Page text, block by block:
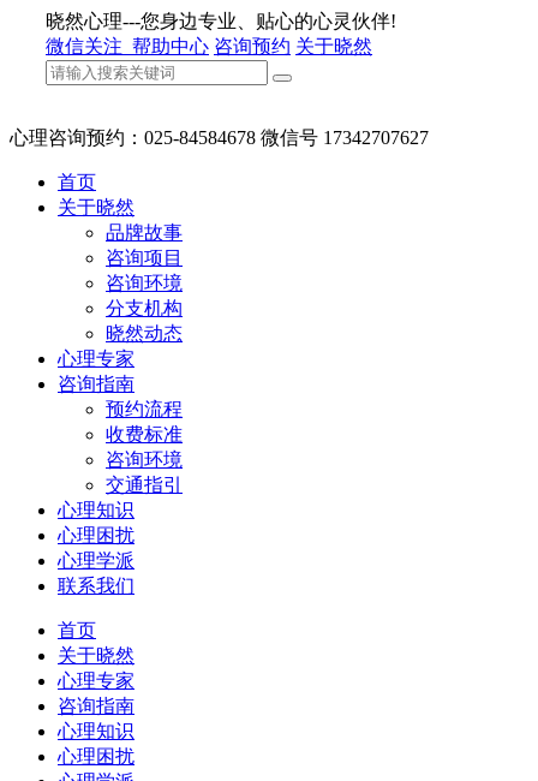
晓然心理---您身边专业、贴心的心灵伙伴!
微信关注 帮助中心 咨询预约 关于晓然
心理咨询预约：025-84584678 微信号 17342707627
首页
关于晓然
品牌故事
咨询项目
咨询环境
分支机构
晓然动态
心理专家
咨询指南
预约流程
收费标准
咨询环境
交通指引
心理知识
心理困扰
心理学派
联系我们
首页
关于晓然
心理专家
咨询指南
心理知识
心理困扰